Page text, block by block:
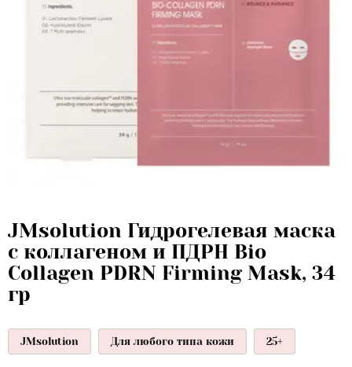
JMsolution Гидрогелевая маска
с коллагеном и ПДРН Bio
Collagen PDRN Firming Mask, 34
гр
JMsolution Для любого типа кожи 25+